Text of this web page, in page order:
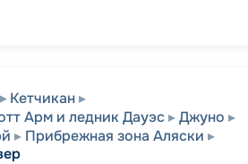
Кетчикан
Арм и ледник Дауэс
Джуно
Прибрежная зона Аляски